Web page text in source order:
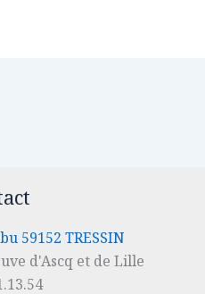
59152 TRESSIN
d'Ascq et de Lille